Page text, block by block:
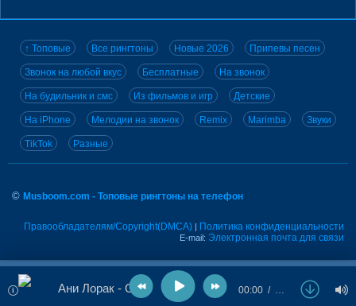
↑ Топовые Все рингтоны Новые 2026 Припевы песен
Звонок на любой вкус Бесплатные На звонок
На будильник и смс Из фильмов и игр Детские
На iPhone Мелодии на звонок Remix Marimba Звуки
TikTok Разные
© Musboom.com - Топовые рингтоны на телефон
Правообладателям/Copyright(DMCA) | Политика конфиденциальности
E-mail: Электронная почта для связи
Ани Лорак - Он 00:00 …